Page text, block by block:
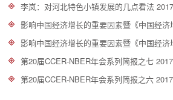
李岚：对河北特色小镇发展的几点看法
影响中国经济增长的重要因素暨《中国经
影响中国经济增长的重要因素暨《中国经
第20届CCER-NBER年会系列简报之七
第20届CCER-NBER年会系列简报之六